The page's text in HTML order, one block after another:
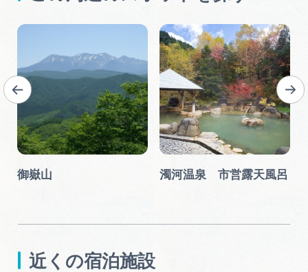
御嶽山 濁河温泉 市営露天風呂
近くの宿泊施設